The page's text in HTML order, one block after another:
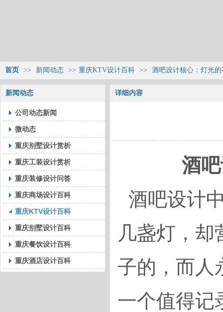
首页 >> 新闻动态 >> 重庆KTV设计百科 >> 酒吧设计核心：灯光
新闻动态
公司动态新闻
微动态
重庆别墅设计赏析
重庆工装设计赏析
重庆装修设计问答
重庆商场设计百科
重庆KTV设计百科
重庆别墅设计百科
重庆餐饮设计百科
重庆酒店设计百科
详细内容
酒
酒吧设计
几盏灯，
子的，而人
一个值得记